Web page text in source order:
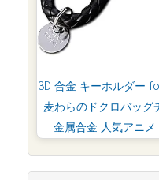
3D 合金 キーホルダー
麦わらのドクロバッグ
金属合金 人気アニ